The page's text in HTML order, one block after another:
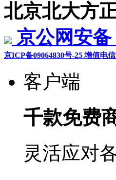
北京北大方
京公网安备
京ICP备09064830号-25 增值电
客户端
千款免费
灵活应对